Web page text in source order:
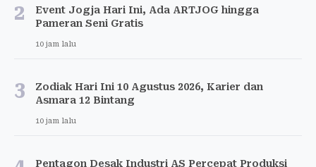
2
Event Jogja Hari Ini, Ada ARTJOG hingga
Pameran Seni Gratis
10 jam lalu
3
Zodiak Hari Ini 10 Agustus 2026, Karier dan
Asmara 12 Bintang
10 jam lalu
Pentagon Desak Industri AS Percepat Produksi